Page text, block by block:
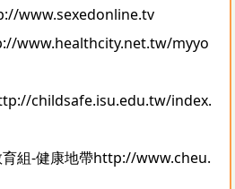
www.sexedonline.tv
www.healthcity.net.tw/myyo
childsafe.isu.edu.tw/index.
組-健康地帶http://www.cheu.